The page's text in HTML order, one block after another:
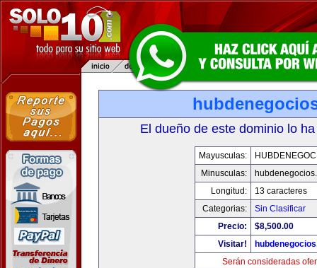
El dueño de este dominio lo
Mayusculas:
Minusculas:
Longitud:
13 caracteres
Categorias:
Sin Clasificar
Precio:
$8,500.00
Visitar!
Serán consideradas